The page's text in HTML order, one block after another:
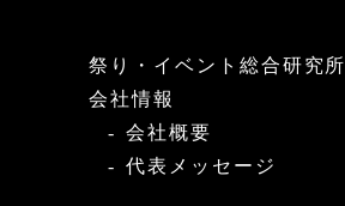
祭り・イベント総合研究所
会社情報
会社概要
代表メッセージ